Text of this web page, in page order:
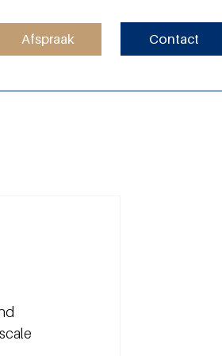
Afspraak Contact